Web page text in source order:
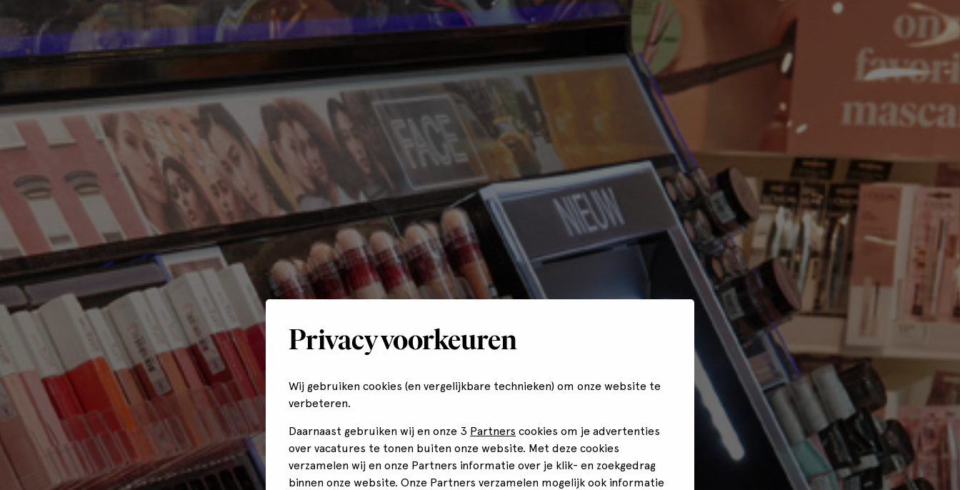
Privacy voorkeuren
Wij gebruiken cookies (en vergelijkbare technieken) om onze website te
verbeteren.
Daarnaast gebruiken wij en onze 3 Partners cookies om je advertenties
over vacatures te tonen buiten onze website. Met deze cookies
verzamelen wij en onze Partners informatie over je klik- en zoekgedrag
binnen onze website. Onze Partners verzamelen mogelijk ook informatie